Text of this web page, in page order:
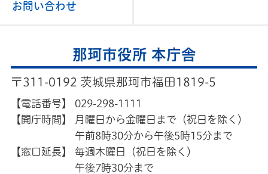
お問い合わせ
那珂市役所 本庁舎
〒311-0192 茨城県那珂市福田1819-5
【電話番号】
029-298-1111
【開庁時間】
月曜日から金曜日まで（祝日を除く）
午前8時30分から午後5時15分まで
【窓口延長】
毎週木曜日（祝日を除く）
午後7時30分まで